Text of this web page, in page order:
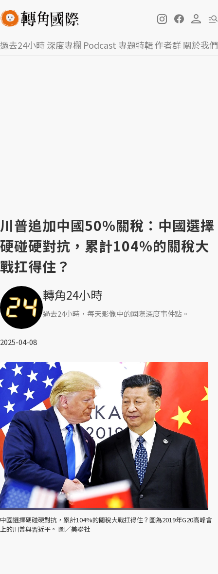
過去24小時深度專欄 Podcast 專題特輯作者群關於我們
川普追加中國50%關稅：中國選擇
硬碰硬對抗，累計104%的關稅大
戰扛得住？
轉角24小時
過去24小時，每天影像中的國際深度事件點。
2025-04-08
中國選擇硬碰硬對抗，累計104%的關稅大戰扛得住？圖為2019年G20高峰會
上的川普與習近平。 圖／美聯社